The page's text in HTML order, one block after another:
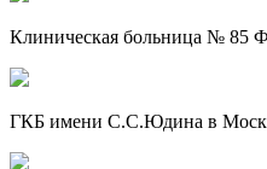
Клиническая больница № 85
ГКБ имени С.С.Юдина в